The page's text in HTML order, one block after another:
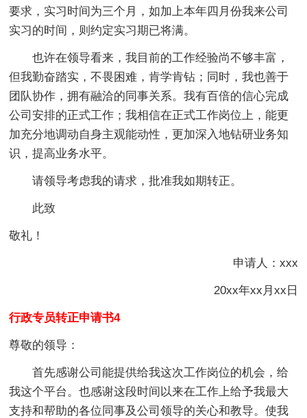
要求，实习时间为三个月，如加上本年四月份我来公司
实习的时间，则约定实习期已将满。
也许在领导看来，我目前的工作经验尚不够丰富，
但我勤奋踏实，不畏困难，肯学肯钻；同时，我也善于
团队协作，拥有融洽的同事关系。我有百倍的信心完成
公司安排的正式工作；我相信在正式工作岗位上，能更
加充分地调动自身主观能动性，更加深入地钻研业务知
识，提高业务水平。
请领导考虑我的请求，批准我如期转正。
此致
敬礼！
申请人：xxx
20xx年xx月xx日
行政专员转正申请书4
尊敬的领导：
首先感谢公司能提供给我这次工作岗位的机会，给
我这个平台。也感谢这段时间以来在工作上给予我最大
支持和帮助的各位同事及公司领导的关心和教导。使我